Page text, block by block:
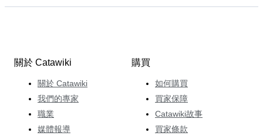
關於 Catawiki
關於 Catawiki
我們的專家
職業
媒體報導
購買
如何購買
買家保障
Catawiki故事
買家條款